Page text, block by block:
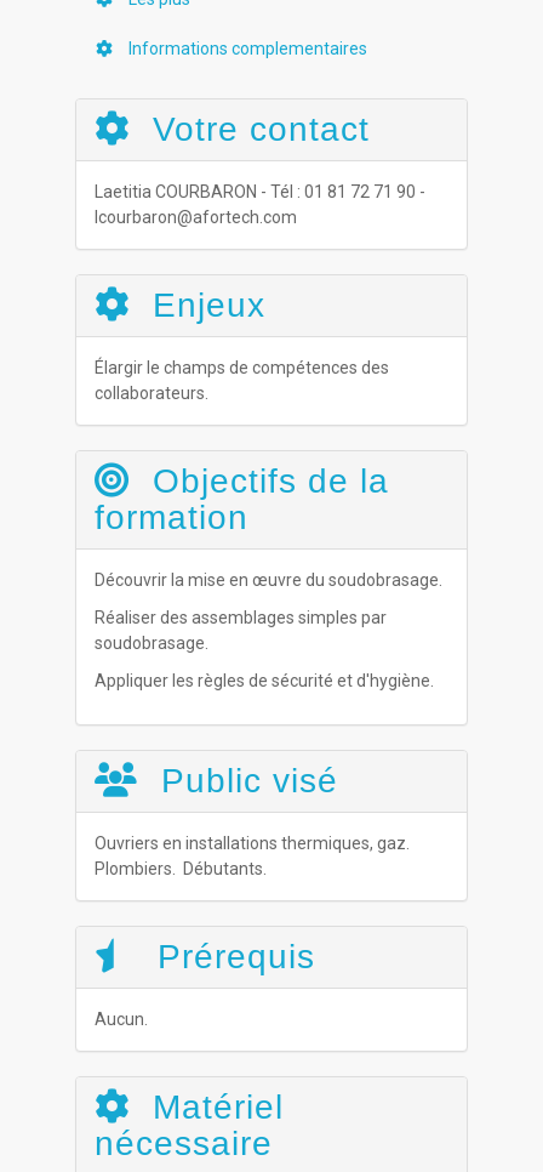
Informations complementaires
Votre contact
Laetitia COURBARON - Tél : 01 81 72 71 90 -
lcourbaron@afortech.com
Enjeux
Élargir le champs de compétences des
collaborateurs.
Objectifs de la
formation
Découvrir la mise en œuvre du soudobrasage.
Réaliser des assemblages simples par
soudobrasage.
Appliquer les règles de sécurité et d'hygiène.
Public visé
Ouvriers en installations thermiques, gaz.
Plombiers. Débutants.
Prérequis
Aucun.
Matériel
nécessaire